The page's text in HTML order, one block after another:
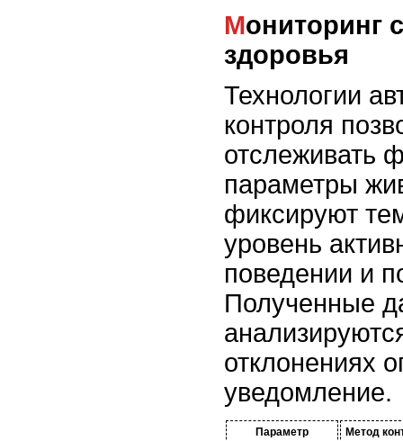
Мониторинг состояния
здоровья
Технологии
контроля
отслеживать
параметры
фиксируют
уровень
поведении и
Полученные
отклонениях
уведомление.
Параметр
Метод